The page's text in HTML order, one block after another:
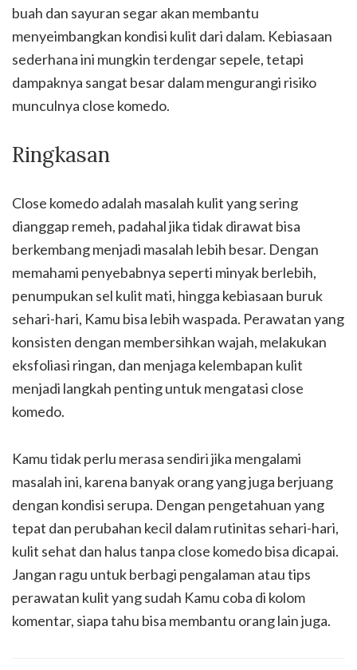
buah dan sayuran segar akan membantu
menyeimbangkan kondisi kulit dari dalam. Kebiasaan
sederhana ini mungkin terdengar sepele, tetapi
dampaknya sangat besar dalam mengurangi risiko
munculnya close komedo.
Ringkasan
Close komedo adalah masalah kulit yang sering
dianggap remeh, padahal jika tidak dirawat bisa
berkembang menjadi masalah lebih besar. Dengan
memahami penyebabnya seperti minyak berlebih,
penumpukan sel kulit mati, hingga kebiasaan buruk
sehari-hari, Kamu bisa lebih waspada. Perawatan yang
konsisten dengan membersihkan wajah, melakukan
eksfoliasi ringan, dan menjaga kelembapan kulit
menjadi langkah penting untuk mengatasi close
komedo.
Kamu tidak perlu merasa sendiri jika mengalami
masalah ini, karena banyak orang yang juga berjuang
dengan kondisi serupa. Dengan pengetahuan yang
tepat dan perubahan kecil dalam rutinitas sehari-hari,
kulit sehat dan halus tanpa close komedo bisa dicapai.
Jangan ragu untuk berbagi pengalaman atau tips
perawatan kulit yang sudah Kamu coba di kolom
komentar, siapa tahu bisa membantu orang lain juga.